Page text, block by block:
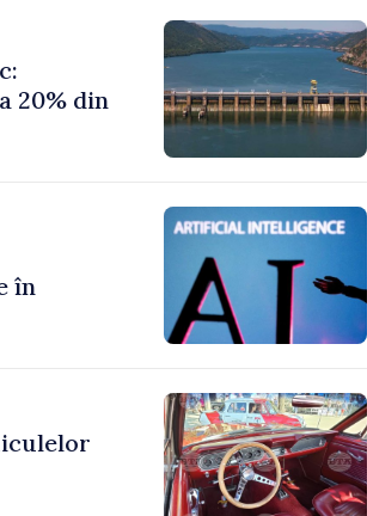
20% din
în